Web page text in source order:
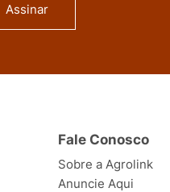
Assinar
Fale Conosco
Sobre a Agrolink
Anuncie Aqui